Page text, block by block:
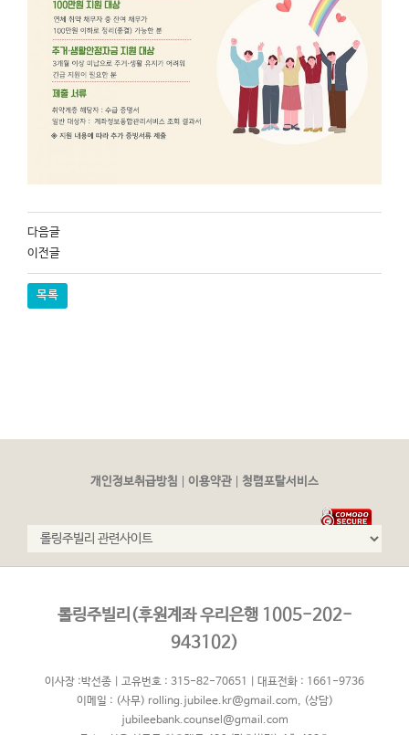
다음글
이전글
목록
개인정보취급방침 이용약관 청렴포탈서비스
롤링주빌리(후원계좌 우리은행 1005-202-
943102)
이사장 :박선종 | 고유번호 : 315-82-70651 | 대표전화 : 1661-9736
이메일 : (사무) rolling.jubilee.kr@gmail.com, (상담)
jubileebank.counsel@gmail.com